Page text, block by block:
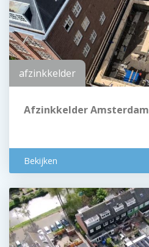
afzinkkelder
Afzinkkelder Amsterdam
Bekijken